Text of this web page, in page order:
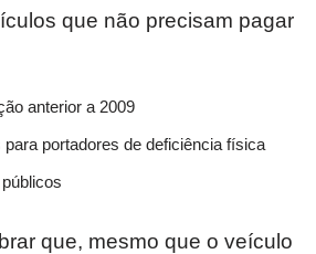
que não precisam pagar
anterior a 2009
portadores de deficiência física
que, mesmo que o veículo